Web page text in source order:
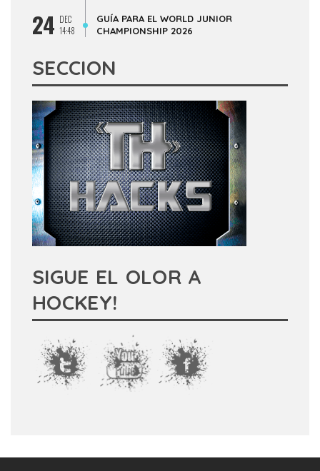
24 DEC
14:48
GUÍA PARA EL WORLD JUNIOR
CHAMPIONSHIP 2026
SECCION
SIGUE EL OLOR A
HOCKEY!